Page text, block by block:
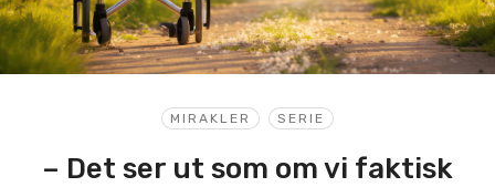
MIRAKLER SERIE
– Det ser ut som om vi faktisk